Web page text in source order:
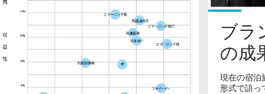
ブラ
の成
現在の宿泊
形式で語っ